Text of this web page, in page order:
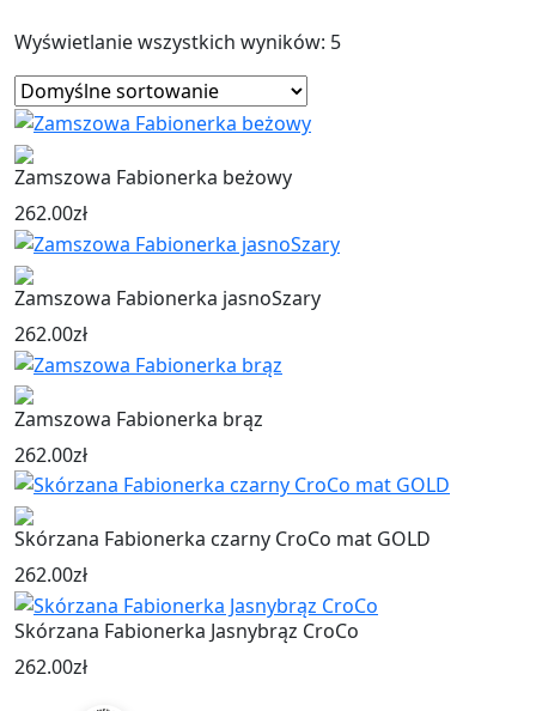
Wyświetlanie wszystkich wyników: 5
Zamszowa Fabionerka beżowy
262.00zł
Zamszowa Fabionerka jasnoSzary
262.00zł
Zamszowa Fabionerka brąz
262.00zł
Skórzana Fabionerka czarny CroCo mat GOLD
262.00zł
Skórzana Fabionerka Jasnybrąz CroCo
262.00zł